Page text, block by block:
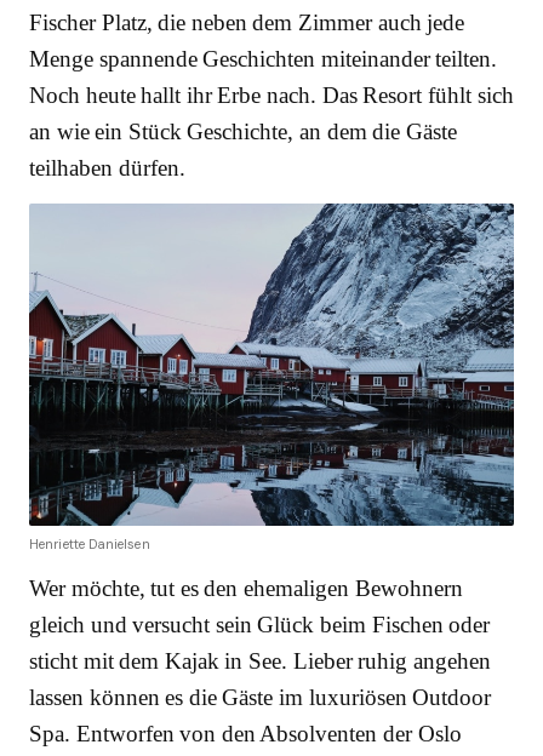
Fischer Platz, die neben dem Zimmer auch jede
Menge spannende Geschichten miteinander teilten.
Noch heute hallt ihr Erbe nach. Das Resort fühlt sich
an wie ein Stück Geschichte, an dem die Gäste
teilhaben dürfen.
Henriette Danielsen
Wer möchte, tut es den ehemaligen Bewohnern
gleich und versucht sein Glück beim Fischen oder
sticht mit dem Kajak in See. Lieber ruhig angehen
lassen können es die Gäste im luxuriösen Outdoor
Spa. Entworfen von den Absolventen der Oslo